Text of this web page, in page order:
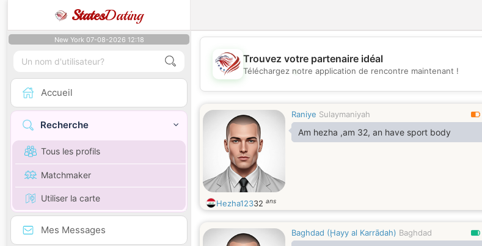
StatesDating
New York 07-08-2026 12:18
Accueil
Recherche
Tous les profils
Matchmaker
Utiliser la carte
Mes Messages
💖
💕
Trouvez votre partenaire idéal
Téléchargez notre application de rencontre maintenant !
Raniye Sulaymaniyah
Am hezha ,am 32, an have sport body
Hezha12332 ans
Baghdad (Ḩayy al Karrādah) Baghdad